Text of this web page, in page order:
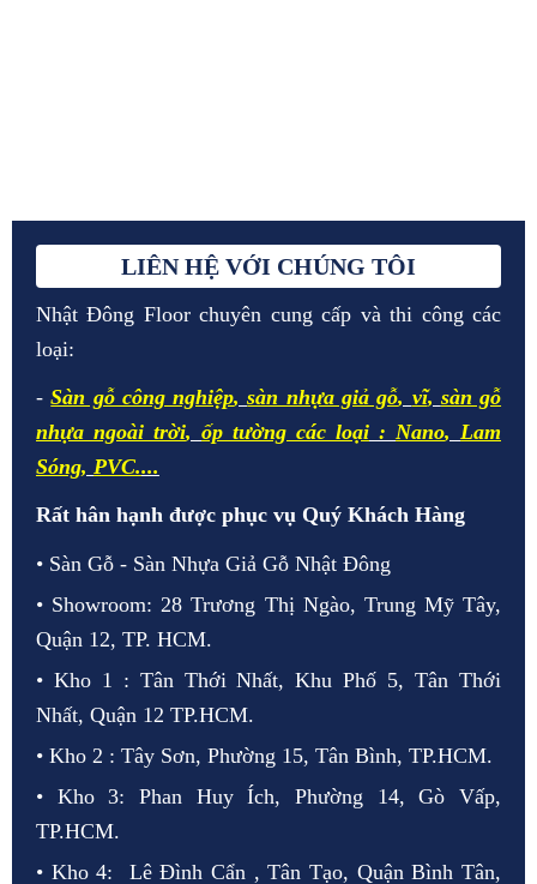
LIÊN HỆ VỚI CHÚNG TÔI
Nhật Đông Floor chuyên cung cấp và thi công các
loại:
-Sàn gỗ công nghiệp,sàn nhựa giả gỗ, vĩ, sàn gỗ
nhựa ngoài trời, ốp tường các loại : Nano, Lam
Sóng, PVC....
Rất hân hạnh được phục vụ Quý Khách Hàng
• Sàn Gỗ - Sàn Nhựa Giả Gỗ Nhật Đông
• Showroom: 28 Trương Thị Ngào, Trung Mỹ Tây,
Quận 12, TP. HCM.
• Kho 1 : Tân Thới Nhất, Khu Phố 5, Tân Thới
Nhất, Quận 12 TP.HCM.
• Kho 2 : Tây Sơn, Phường 15, Tân Bình, TP.HCM.
• Kho 3: Phan Huy Ích, Phường 14, Gò Vấp,
TP.HCM.
• Kho 4: Lê Đình Cẩn , Tân Tạo, Quận Bình Tân,